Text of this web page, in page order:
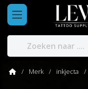
Merk inkjecta